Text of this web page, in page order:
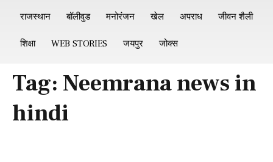
राजस्थान बॉलीवुड मनोरंजन खेल अपराध जीवन शैली
शिक्षा WEB STORIES जयपुर जोक्स
Tag: Neemrana news in
hindi